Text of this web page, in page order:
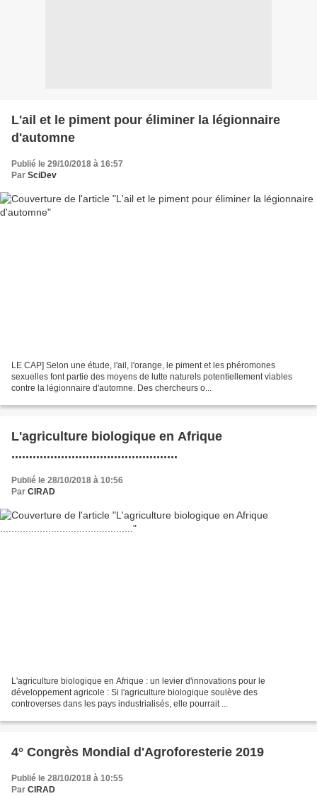
L'ail et le piment pour éliminer la légionnaire
d'automne
Publié le 29/10/2018 à 16:57
Par SciDev
LE CAP] Selon une étude, l'ail, l'orange, le piment et les phéromones
sexuelles font partie des moyens de lutte naturels potentiellement viables
contre la légionnaire d'automne. Des chercheurs o...
L'agriculture biologique en Afrique
...............................................
Publié le 28/10/2018 à 10:56
Par CIRAD
L'agriculture biologique en Afrique : un levier d'innovations pour le
développement agricole : Si l'agriculture biologique soulève des
controverses dans les pays industrialisés, elle pourrait ...
4° Congrès Mondial d'Agroforesterie 2019
Publié le 28/10/2018 à 10:55
Par CIRAD